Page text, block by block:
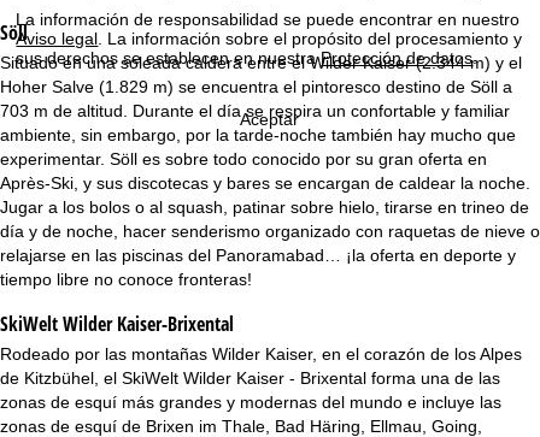
La información de responsabilidad se puede encontrar en nuestro
Aviso legal . La información sobre el propósito del procesamiento y
sus derechos se establecen en nuestraProtección de datos.
Aceptar
i
a
p
r
i
n
c
i
Söll
Situado en una soleada caldera entre el Wilder Kaiser (2.344 m) y el
Hoher Salve (1.829 m) se encuentra el pintoresco destino de Söll a
703 m de altitud. Durante el día se respira un confortable y familiar
ambiente, sin embargo, por la tarde-noche también hay mucho que
experimentar. Söll es sobre todo conocido por su gran oferta en
Après-Ski, y sus discotecas y bares se encargan de caldear la noche.
Jugar a los bolos o al squash, patinar sobre hielo, tirarse en trineo de
día y de noche, hacer senderismo organizado con raquetas de nieve o
relajarse en las piscinas del Panoramabad… ¡la oferta en deporte y
tiempo libre no conoce fronteras!
SkiWelt Wilder Kaiser-Brixental
Rodeado por las montañas Wilder Kaiser, en el corazón de los Alpes
de Kitzbühel, el SkiWelt Wilder Kaiser - Brixental forma una de las
zonas de esquí más grandes y modernas del mundo e incluye las
zonas de esquí de Brixen im Thale, Bad Häring, Ellmau, Going,